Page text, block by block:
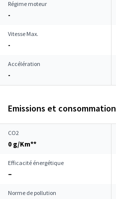
Régime moteur
-
Vitesse Max.
-
Accélération
-
Emissions et consommation
CO2
0 g/Km**
Efficacité énergétique
–
Norme de pollution